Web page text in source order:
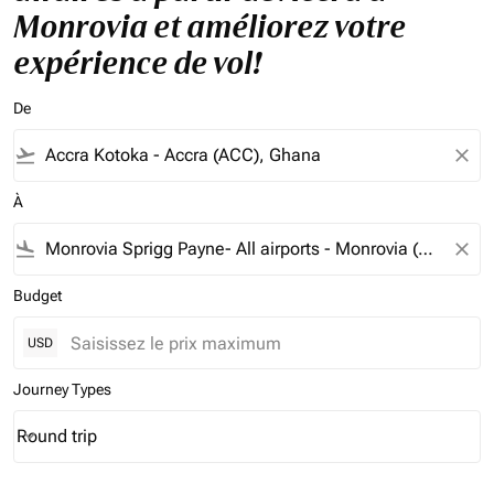
Monrovia et améliorez votre
expérience de vol!
De
flight_takeoff close
À
flight_land close
Budget
USD
Journey Types
Journey Types option Round trip Selected
Round trip
keyboard_arrow_down